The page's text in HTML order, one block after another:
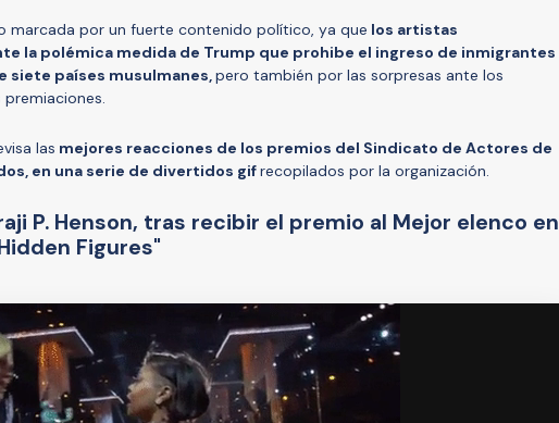
marcada por un fuerte contenido político, ya que los artistas
la polémica medida de Trump que prohibe el ingreso de inmigrantes
siete países musulmanes,pero también por las sorpresas ante los
las mejores reacciones de los premios del Sindicato de Actores de
en una serie de divertidos gifrecopilados por la organización.
P. Henson, tras recibir el premio al Mejor elenco en
Figures"